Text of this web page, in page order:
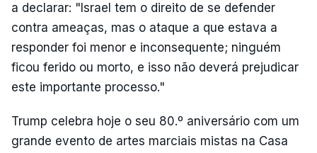
a declarar: "Israel tem o direito de se defender
contra ameaças, mas o ataque a que estava a
responder foi menor e inconsequente; ninguém
ficou ferido ou morto, e isso não deverá prejudicar
este importante processo."
Trump celebra hoje o seu 80.º aniversário com um
grande evento de artes marciais mistas na Casa